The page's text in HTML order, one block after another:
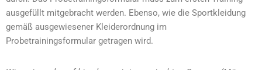
ausgefüllt mitgebracht werden. Ebenso, wie die Sportkleidung
gemäß ausgewiesener Kleiderordnung im
Probetrainingsformular getragen wird.